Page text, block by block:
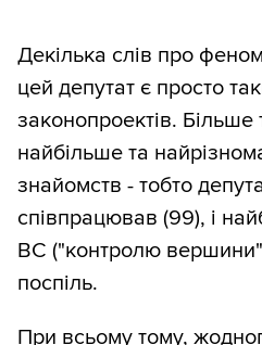
Декілька слів про
цей депутат є просто
законопроектів. Більше
найбільше та
знайомств - тобто
співпрацював (99), і
BC ("контролю
поспіль.
При всьому тому,